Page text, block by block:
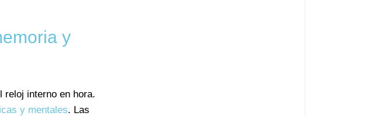
y
reloj interno en hora.
y mentales. Las